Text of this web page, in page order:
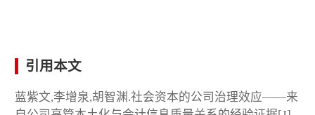
引用本文
蓝紫文,李增泉,胡智渊.社会资本的公司治理效应——来